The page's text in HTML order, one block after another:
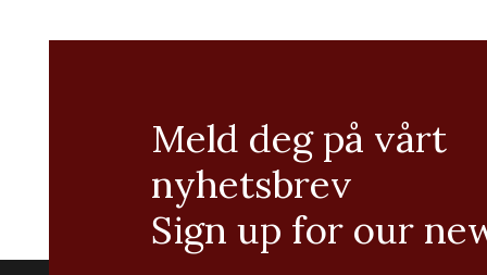
Meld deg på vårt
nyhetsbrev
Sign up for our